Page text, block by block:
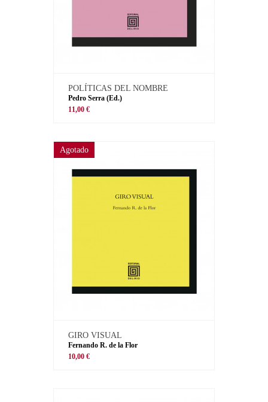
POLÍTICAS DEL NOMBRE
Pedro Serra (Ed.)
11,00 €
Agotado
GIRO VISUAL
Fernando R. de la Flor
10,00 €